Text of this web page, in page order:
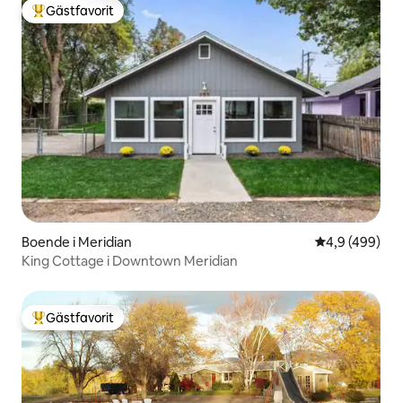
Populär gästfavorit
Gästfavorit
Boende i Meridian 4,9 av 5 i
4,9 (499)
King Cottage i Downtown Meridian
Populär gästfavorit
Gästfavorit